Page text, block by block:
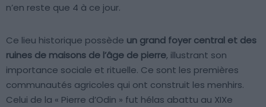
n’en reste que 4 à ce jour.
Ce lieu historique possède un grand foyer central et des
ruines de maisons de l’âge de pierre, illustrant son
importance sociale et rituelle. Ce sont les premières
communautés agricoles qui ont construit les menhirs.
Celui de la « Pierre d’Odin » fut hélas abattu au XIXe